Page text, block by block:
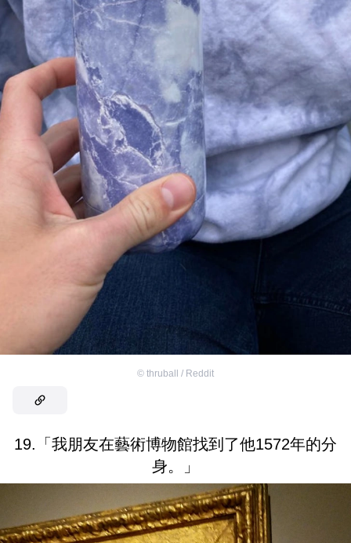
© thruball / Reddit
19.「我朋友在藝術博物館找到了他1572年的分
身。」